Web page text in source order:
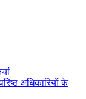
अधिकारियों के